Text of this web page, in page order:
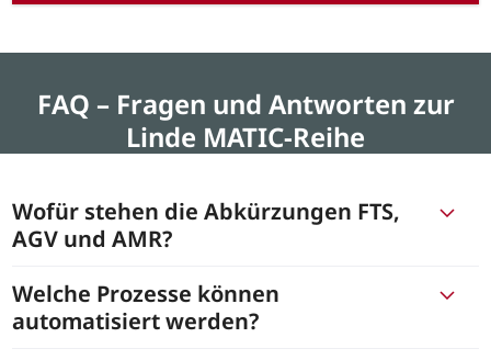
FAQ – Fragen und Antworten zur
Linde MATIC-Reihe
Wofür stehen die Abkürzungen FTS,
AGV und AMR?
Welche Prozesse können
automatisiert werden?